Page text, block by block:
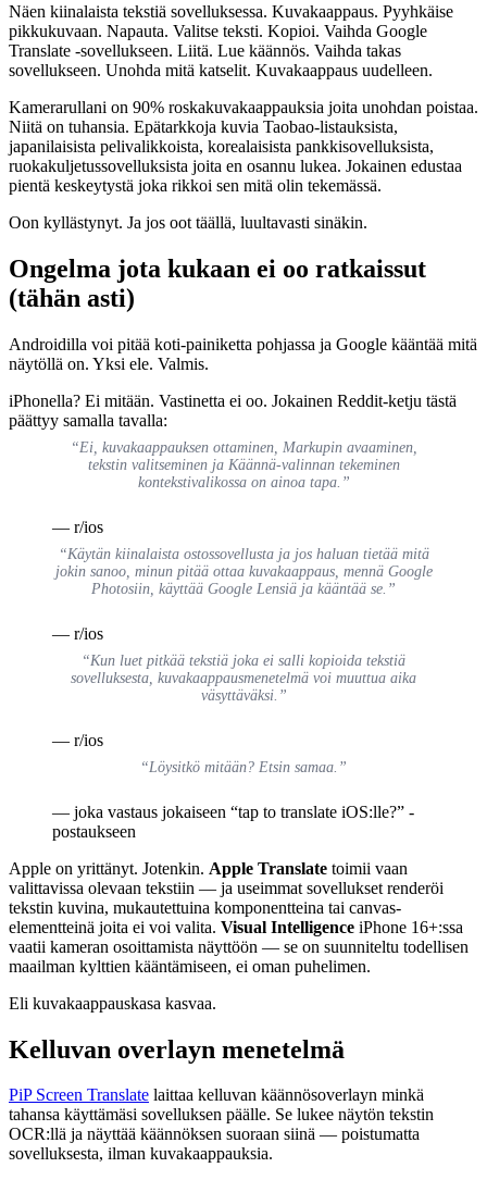
Näen kiinalaista tekstiä sovelluksessa. Kuvakaappaus. Pyyhkäise
pikkukuvaan. Napauta. Valitse teksti. Kopioi. Vaihda Google
Translate -sovellukseen. Liitä. Lue käännös. Vaihda takas
sovellukseen. Unohda mitä katselit. Kuvakaappaus uudelleen.
Kamerarullani on 90% roskakuvakaappauksia joita unohdan poistaa.
Niitä on tuhansia. Epätarkkoja kuvia Taobao-listauksista,
japanilaisista pelivalikkoista, korealaisista pankkisovelluksista,
ruokakuljetussovelluksista joita en osannu lukea. Jokainen edustaa
pientä keskeytystä joka rikkoi sen mitä olin tekemässä.
Oon kyllästynyt. Ja jos oot täällä, luultavasti sinäkin.
Ongelma jota kukaan ei oo ratkaissut
(tähän asti)
Androidilla voi pitää koti-painiketta pohjassa ja Google kääntää mitä
näytöllä on. Yksi ele. Valmis.
iPhonella? Ei mitään. Vastinetta ei oo. Jokainen Reddit-ketju tästä
päättyy samalla tavalla:
“Ei, kuvakaappauksen ottaminen, Markupin avaaminen,
tekstin valitseminen ja Käännä-valinnan tekeminen
kontekstivalikossa on ainoa tapa.”
— r/ios
“Käytän kiinalaista ostossovellusta ja jos haluan tietää mitä
jokin sanoo, minun pitää ottaa kuvakaappaus, mennä Google
Photosiin, käyttää Google Lensiä ja kääntää se.”
— r/ios
“Kun luet pitkää tekstiä joka ei salli kopioida tekstiä
sovelluksesta, kuvakaappausmenetelmä voi muuttua aika
väsyttäväksi.”
— r/ios
“Löysitkö mitään? Etsin samaa.”
— joka vastaus jokaiseen “tap to translate iOS:lle?” -
postaukseen
Apple on yrittänyt. Jotenkin. Apple Translate toimii vaan
valittavissa olevaan tekstiin — ja useimmat sovellukset renderöi
tekstin kuvina, mukautettuina komponentteina tai canvas-
elementteinä joita ei voi valita. Visual Intelligence iPhone 16+:ssa
vaatii kameran osoittamista näyttöön — se on suunniteltu todellisen
maailman kylttien kääntämiseen, ei oman puhelimen.
Eli kuvakaappauskasa kasvaa.
Kelluvan overlayn menetelmä
PiP Screen Translate laittaa kelluvan käännösoverlayn minkä
tahansa käyttämäsi sovelluksen päälle. Se lukee näytön tekstin
OCR:llä ja näyttää käännöksen suoraan siinä — poistumatta
sovelluksesta, ilman kuvakaappauksia.